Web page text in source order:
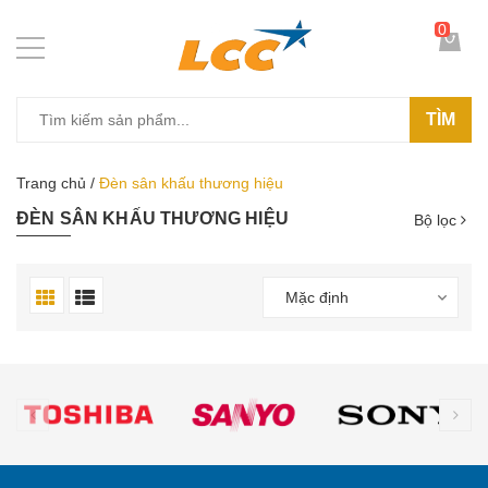
TÌM
0
Trang chủ / Đèn sân khấu thương hiệu
ĐÈN SÂN KHẤU THƯƠNG HIỆU Bộ lọc
Mặc định
prev